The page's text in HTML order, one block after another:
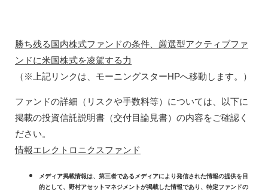
勝ち残る国内株式ファンドの条件、厳選型アクティブファ
ンドに米国株式を凌駕する力
（※上記リンクは、モーニングスターHPへ移動します。）
ファンドの詳細（リスクや手数料等）については、以下に
掲載の投資信託説明書（交付目論見書）の内容をご確認く
ださい。
情報エレクトロニクスファンド
メディア掲載情報は、第三者であるメディアにより発信された情報の提供を目
的として、野村アセットマネジメントが掲載した情報であり、特定ファンドの